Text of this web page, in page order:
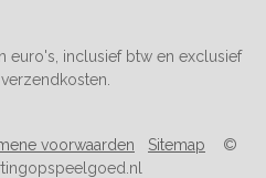
euro's, inclusief btw en exclusief
voorwaarden Sitemap ©